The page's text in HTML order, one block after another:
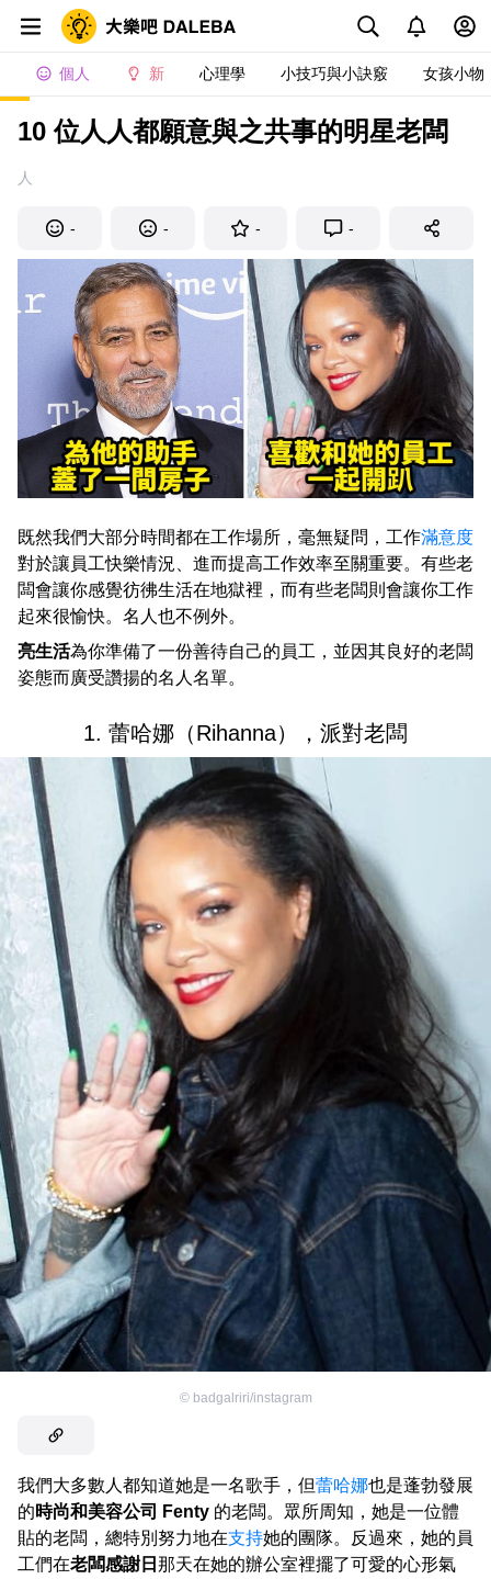
個人 新 心理學 小技巧與小訣竅 女孩小物
10 位人人都願意與之共事的明星老闆
人
- - - -
既然我們大部分時間都在工作場所，毫無疑問，工作滿意度
對於讓員工快樂情況、進而提高工作效率至關重要。有些老
闆會讓你感覺彷彿生活在地獄裡，而有些老闆則會讓你工作
起來很愉快。名人也不例外。
亮生活為你準備了一份善待自己的員工，並因其良好的老闆
姿態而廣受讚揚的名人名單。
1. 蕾哈娜（Rihanna），派對老闆
© badgalriri/instagram
我們大多數人都知道她是一名歌手，但蕾哈娜也是蓬勃發展
的時尚和美容公司 Fenty 的老闆。眾所周知，她是一位體
貼的老闆，總特別努力地在支持她的團隊。反過來，她的員
工們在老闆感謝日 那天在她的辦公室裡擺了可愛的心形氣